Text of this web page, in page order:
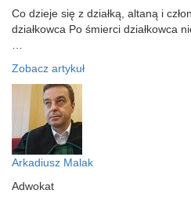
Co dzieje się z działką, altaną i
działkowca Po śmierci działkowca
…
Zobacz artykuł
Arkadiusz Malak
Adwokat